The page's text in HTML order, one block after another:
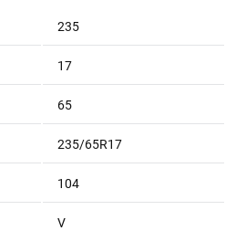
235
17
65
235/65R17
104
V